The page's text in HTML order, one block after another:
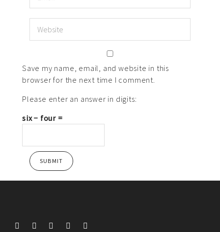
Save my name, email, and website in this
browser for the next time I comment.
Please enter an answer in digits:
six − four =